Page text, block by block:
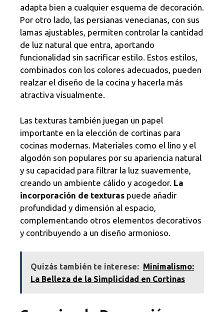
adapta bien a cualquier esquema de decoración.
Por otro lado, las persianas venecianas, con sus
lamas ajustables, permiten controlar la cantidad
de luz natural que entra, aportando
funcionalidad sin sacrificar estilo. Estos estilos,
combinados con los colores adecuados, pueden
realzar el diseño de la cocina y hacerla más
atractiva visualmente.
Las texturas también juegan un papel
importante en la elección de cortinas para
cocinas modernas. Materiales como el lino y el
algodón son populares por su apariencia natural
y su capacidad para filtrar la luz suavemente,
creando un ambiente cálido y acogedor. La
incorporación de texturas puede añadir
profundidad y dimensión al espacio,
complementando otros elementos decorativos
y contribuyendo a un diseño armonioso.
Quizás también te interese: Minimalismo:
La Belleza de la Simplicidad en Cortinas